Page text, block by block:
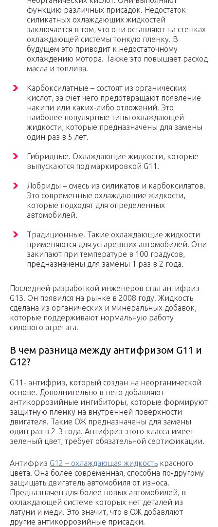
функцию различных присадок. Недостаток
силикатных охлаждающих жидкостей
заключается в том, что они оставляют на стенках
охлаждающей системы тонкую пленку. В
будущем это приводит к недостаточному
охлаждению мотора. Также это повышает расход
масла и топлива.
Карбоксилатные – состоят из органических
кислот, за счет чего предотвращают появление
накипи или каких-либо отложений. Это
наиболее популярные типы охлаждающей
жидкости, которые предназначены для замены
один раз в 5 лет.
Гибридные. Охлаждающие жидкости, которые
выпускаются под маркировкой G11.
Лобриды – смесь из силикатов и карбоксилатов.
Это современные охлаждающие жидкости,
которые подходят для определенных
автомобилей.
Традиционные. Такие охлаждающие жидкости
применяются для устаревших автомобилей. Они
закипают при температуре в 100 градусов,
предназначены для замены 1 раз в 2 года.
Последней разработкой инженеров стал антифриз
G13. Он появился на рынке в 2008 году. Жидкость
сделана из органических и минеральных добавок,
которые поддерживают нормальную работу
силового агрегата.
В чем разница между антифризом G11 и
G12?
G11- антифриз, который создан на неорганической
основе. Дополнительно в него добавляют
антикоррозийные ингибиторы, которые формируют
защитную пленку на внутренней поверхности
двигателя. Такие ОЖ предназначены для замены
один раз в 2-3 года. Антифриз этого класса имеет
зеленый цвет, требует обязательной сертификации.
Антифриз G12 – охлаждающая жидкость красного
цвета. Она более современная, способна по-другому
защищать двигатель автомобиля от износа.
Предназначен для более новых автомобилей, в
охлаждающей системе которых нет деталей из
латуни и меди. Это значит, что в ОЖ добавляют
другие антикоррозийные присадки.